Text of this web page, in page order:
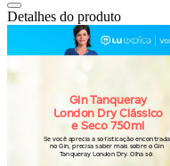
Detalhes do produto